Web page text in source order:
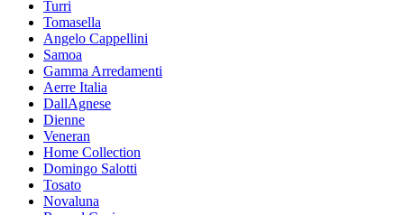
Turri
Tomasella
Angelo Cappellini
Samoa
Gamma Arredamenti
Aerre Italia
DallAgnese
Dienne
Veneran
Home Collection
Domingo Salotti
Tosato
Novaluna